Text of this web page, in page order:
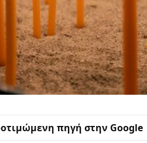
πηγή στην Google